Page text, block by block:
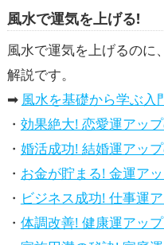
風水で運気を上げる!
風水で運気を上げるのに
解説です。
➡ 風水を基礎から学ぶ入門
・ 効果絶大! 恋愛運アップの風
・ 婚活成功! 結婚運アップの風
・ お金が貯まる! 金運アップの風
・ ビジネス成功! 仕事運アップの
・ 体調改善! 健康運アップに効く風水ラ